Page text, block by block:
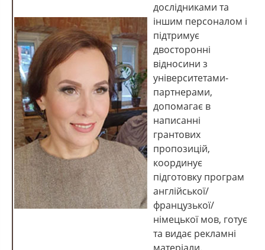
дослідниками та
іншим персоналом і
підтримує
двосторонні
відносини з
університетами-
партнерами,
допомагає в
написанні
грантових
пропозицій,
координує
підготовку програм
англійської/
французької/
німецької мов, готує
та видає рекламні